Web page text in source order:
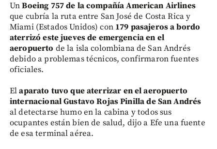
UnBoeing 757 de la compañía American Airlines
que cubría la ruta entre San José de Costa Rica y
Miami (Estados Unidos) con179 pasajeros a bordo
aterrizó este jueves de emergencia en el
aeropuerto de la isla colombiana de San Andrés
debido a problemas técnicos, confirmaron fuentes
oficiales.
Elaparato tuvo que aterrizar en el aeropuerto
internacional Gustavo Rojas Pinilla de San Andrés
al detectarse humo en la cabina y todos sus
ocupantes están bien de salud, dijo a Efe una fuente
de esa terminal aérea.